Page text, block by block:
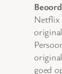
Netflix
goed